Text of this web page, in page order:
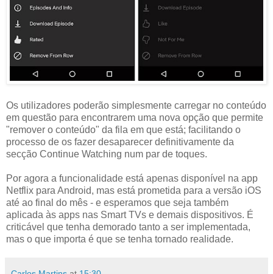
Os utilizadores poderão simplesmente carregar no conteúdo
em questão para encontrarem uma nova opção que permite
"remover o conteúdo" da fila em que está; facilitando o
processo de os fazer desaparecer definitivamente da
secção Continue Watching num par de toques.
Por agora a funcionalidade está apenas disponível na app
Netflix para Android, mas está prometida para a versão iOS
até ao final do mês - e esperamos que seja também
aplicada às apps nas Smart TVs e demais dispositivos. É
criticável que tenha demorado tanto a ser implementada,
mas o que importa é que se tenha tornado realidade.